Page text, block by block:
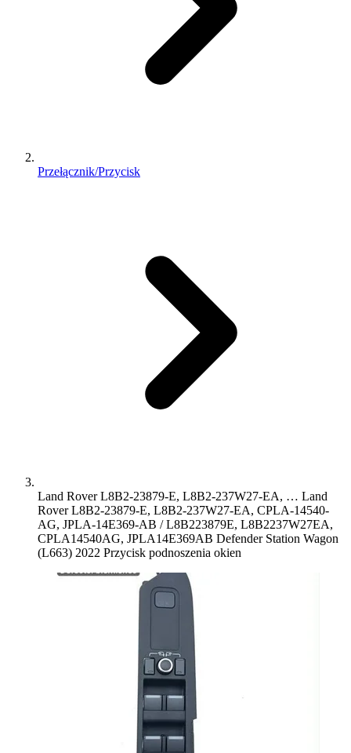
Przełącznik/Przycisk
Land Rover L8B2-23879-E, L8B2-237W27-EA, … Land
Rover L8B2-23879-E, L8B2-237W27-EA, CPLA-14540-
AG, JPLA-14E369-AB / L8B223879E, L8B2237W27EA,
CPLA14540AG, JPLA14E369AB Defender Station Wagon
(L663) 2022 Przycisk podnoszenia okien